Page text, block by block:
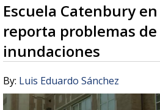
Escuela Catenbury
reporta problemas de
inundaciones
By: Luis Eduardo Sánchez